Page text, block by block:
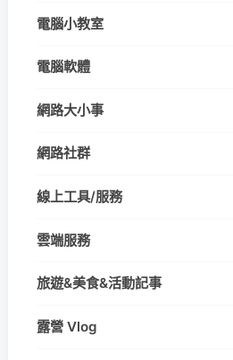
電腦小教室
電腦軟體
網路大小事
網路社群
線上工具/服務
雲端服務
旅遊&美食&活動記事
露營 Vlog